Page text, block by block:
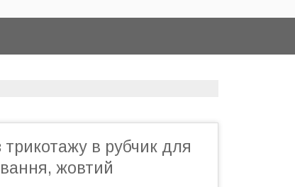
трикотажу в рубчик для
жовтий